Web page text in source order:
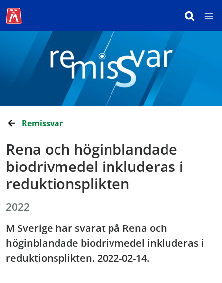
Remissvar
Rena och höginblandade
biodrivmedel inkluderas i
reduktionsplikten
2022
M Sverige har svarat på Rena och
höginblandade biodrivmedel inkluderas i
reduktionsplikten. 2022-02-14.